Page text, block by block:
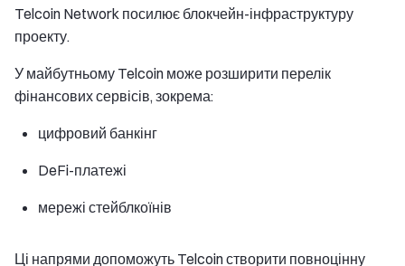
Telcoin Network посилює блокчейн-інфраструктуру
проекту.
У майбутньому Telcoin може розширити перелік
фінансових сервісів, зокрема:
цифровий банкінг
DeFi-платежі
мережі стейблкоїнів
Ці напрями допоможуть Telcoin створити повноцінну